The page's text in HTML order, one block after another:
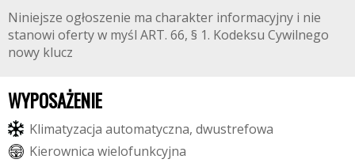
Niniejsze ogłoszenie ma charakter informacyjny i nie
stanowi oferty w myśl ART. 66, § 1. Kodeksu Cywilnego
nowy klucz
WYPOSAŻENIE
Klimatyzacja automatyczna, dwustrefowa
Kierownica wielofunkcyjna